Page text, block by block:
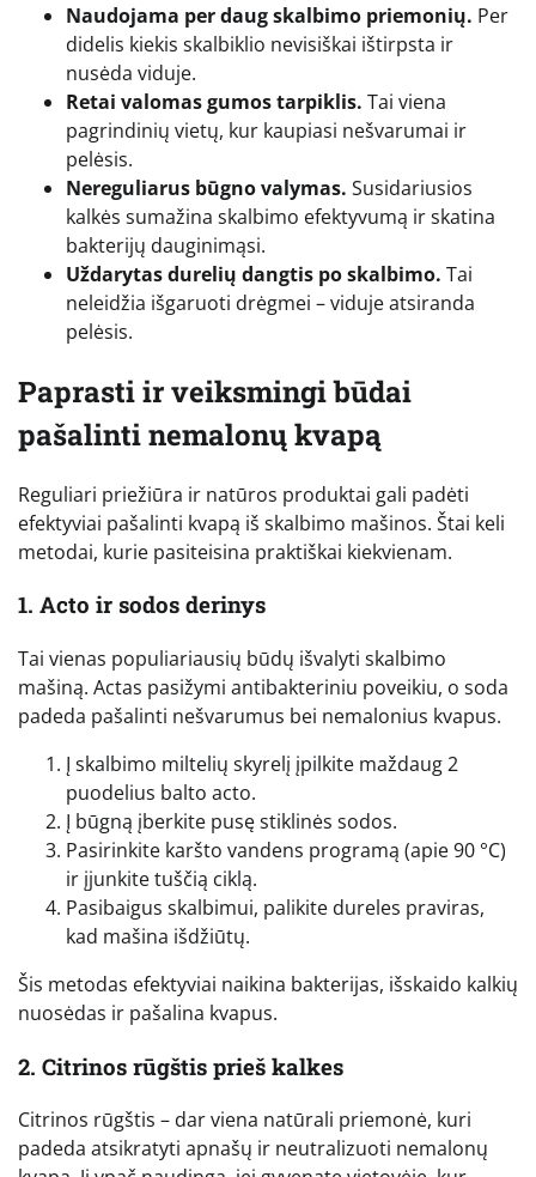
Naudojama per daug skalbimo priemonių. Per
didelis kiekis skalbiklio nevisiškai ištirpsta ir
nusėda viduje.
Retai valomas gumos tarpiklis. Tai viena
pagrindinių vietų, kur kaupiasi nešvarumai ir
pelėsis.
Nereguliarus būgno valymas. Susidariusios
kalkės sumažina skalbimo efektyvumą ir skatina
bakterijų dauginimąsi.
Uždarytas durelių dangtis po skalbimo. Tai
neleidžia išgaruoti drėgmei – viduje atsiranda
pelėsis.
Paprasti ir veiksmingi būdai
pašalinti nemalonų kvapą
Reguliari priežiūra ir natūros produktai gali padėti
efektyviai pašalinti kvapą iš skalbimo mašinos. Štai keli
metodai, kurie pasiteisina praktiškai kiekvienam.
1. Acto ir sodos derinys
Tai vienas populiariausių būdų išvalyti skalbimo
mašiną. Actas pasižymi antibakteriniu poveikiu, o soda
padeda pašalinti nešvarumus bei nemalonius kvapus.
Į skalbimo miltelių skyrelį įpilkite maždaug 2
puodelius balto acto.
Į būgną įberkite pusę stiklinės sodos.
Pasirinkite karšto vandens programą (apie 90 °C)
ir įjunkite tuščią ciklą.
Pasibaigus skalbimui, palikite dureles praviras,
kad mašina išdžiūtų.
Šis metodas efektyviai naikina bakterijas, išskaido kalkių
nuosėdas ir pašalina kvapus.
2. Citrinos rūgštis prieš kalkes
Citrinos rūgštis – dar viena natūrali priemonė, kuri
padeda atsikratyti apnašų ir neutralizuoti nemalonų